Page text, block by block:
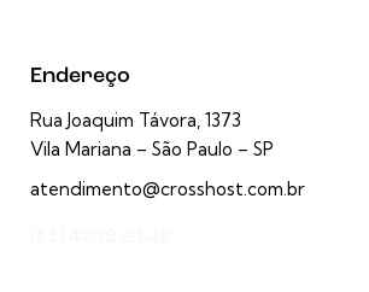
Endereço
Rua Joaquim Távora, 1373
Vila Mariana – São Paulo – SP
atendimento@crosshost.com.br